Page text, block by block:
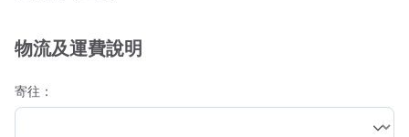
物流及運費說明
寄往：